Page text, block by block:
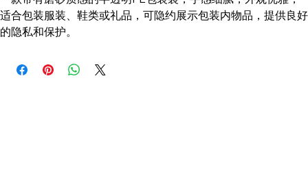
一款带有磨砂质感的半透明PE包装袋，手感细腻，外观优雅，
的隐私和保护。